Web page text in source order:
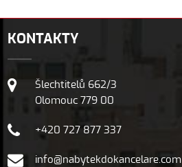
KONTAKTY
Šlechtitelů 662/3
Olomouc 779 00
+420 727 877 337
info@nabytekdokancelare.com